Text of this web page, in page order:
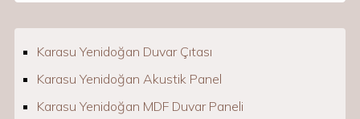
Karasu Yenidoğan Duvar Çıtası
Karasu Yenidoğan Akustik Panel
Karasu Yenidoğan MDF Duvar Paneli